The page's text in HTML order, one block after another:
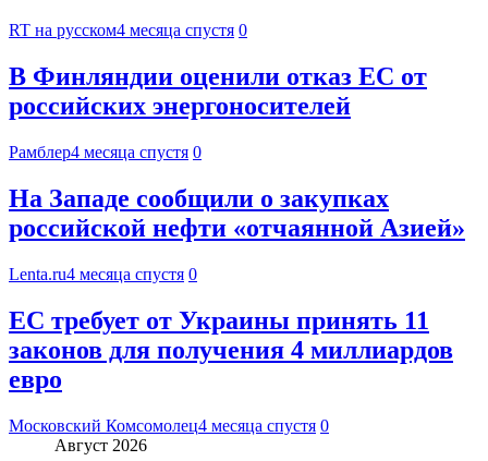
RT на русском4 месяца спустя 0
В Финляндии оценили отказ ЕС от
российских энергоносителей
Рамблер4 месяца спустя 0
На Западе сообщили о закупках
российской нефти «отчаянной Азией»
Lenta.ru4 месяца спустя 0
ЕС требует от Украины принять 11
законов для получения 4 миллиардов
евро
Московский Комсомолец4 месяца спустя 0
Август 2026